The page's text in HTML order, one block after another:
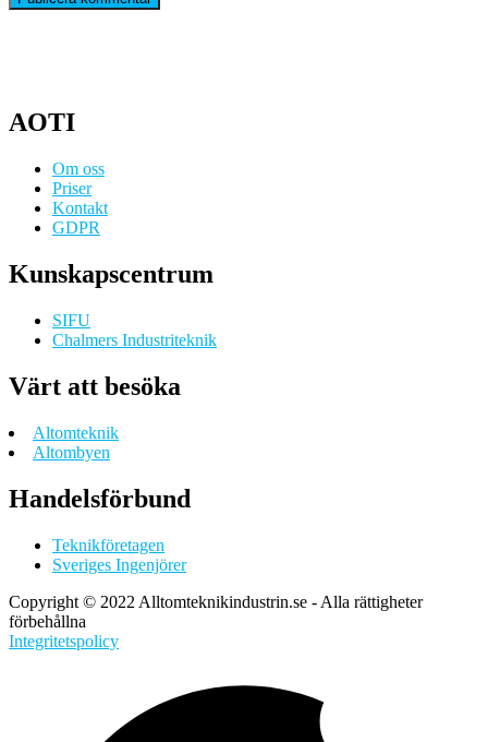
AOTI
Om oss
Priser
Kontakt
GDPR
Kunskapscentrum
SIFU
Chalmers Industriteknik
Värt att besöka
Altomteknik
Altombyen
Handelsförbund
Teknikföretagen
Sveriges Ingenjörer
Copyright © 2022 Alltomteknikindustrin.se - Alla rättigheter
förbehållna
Integritetspolicy